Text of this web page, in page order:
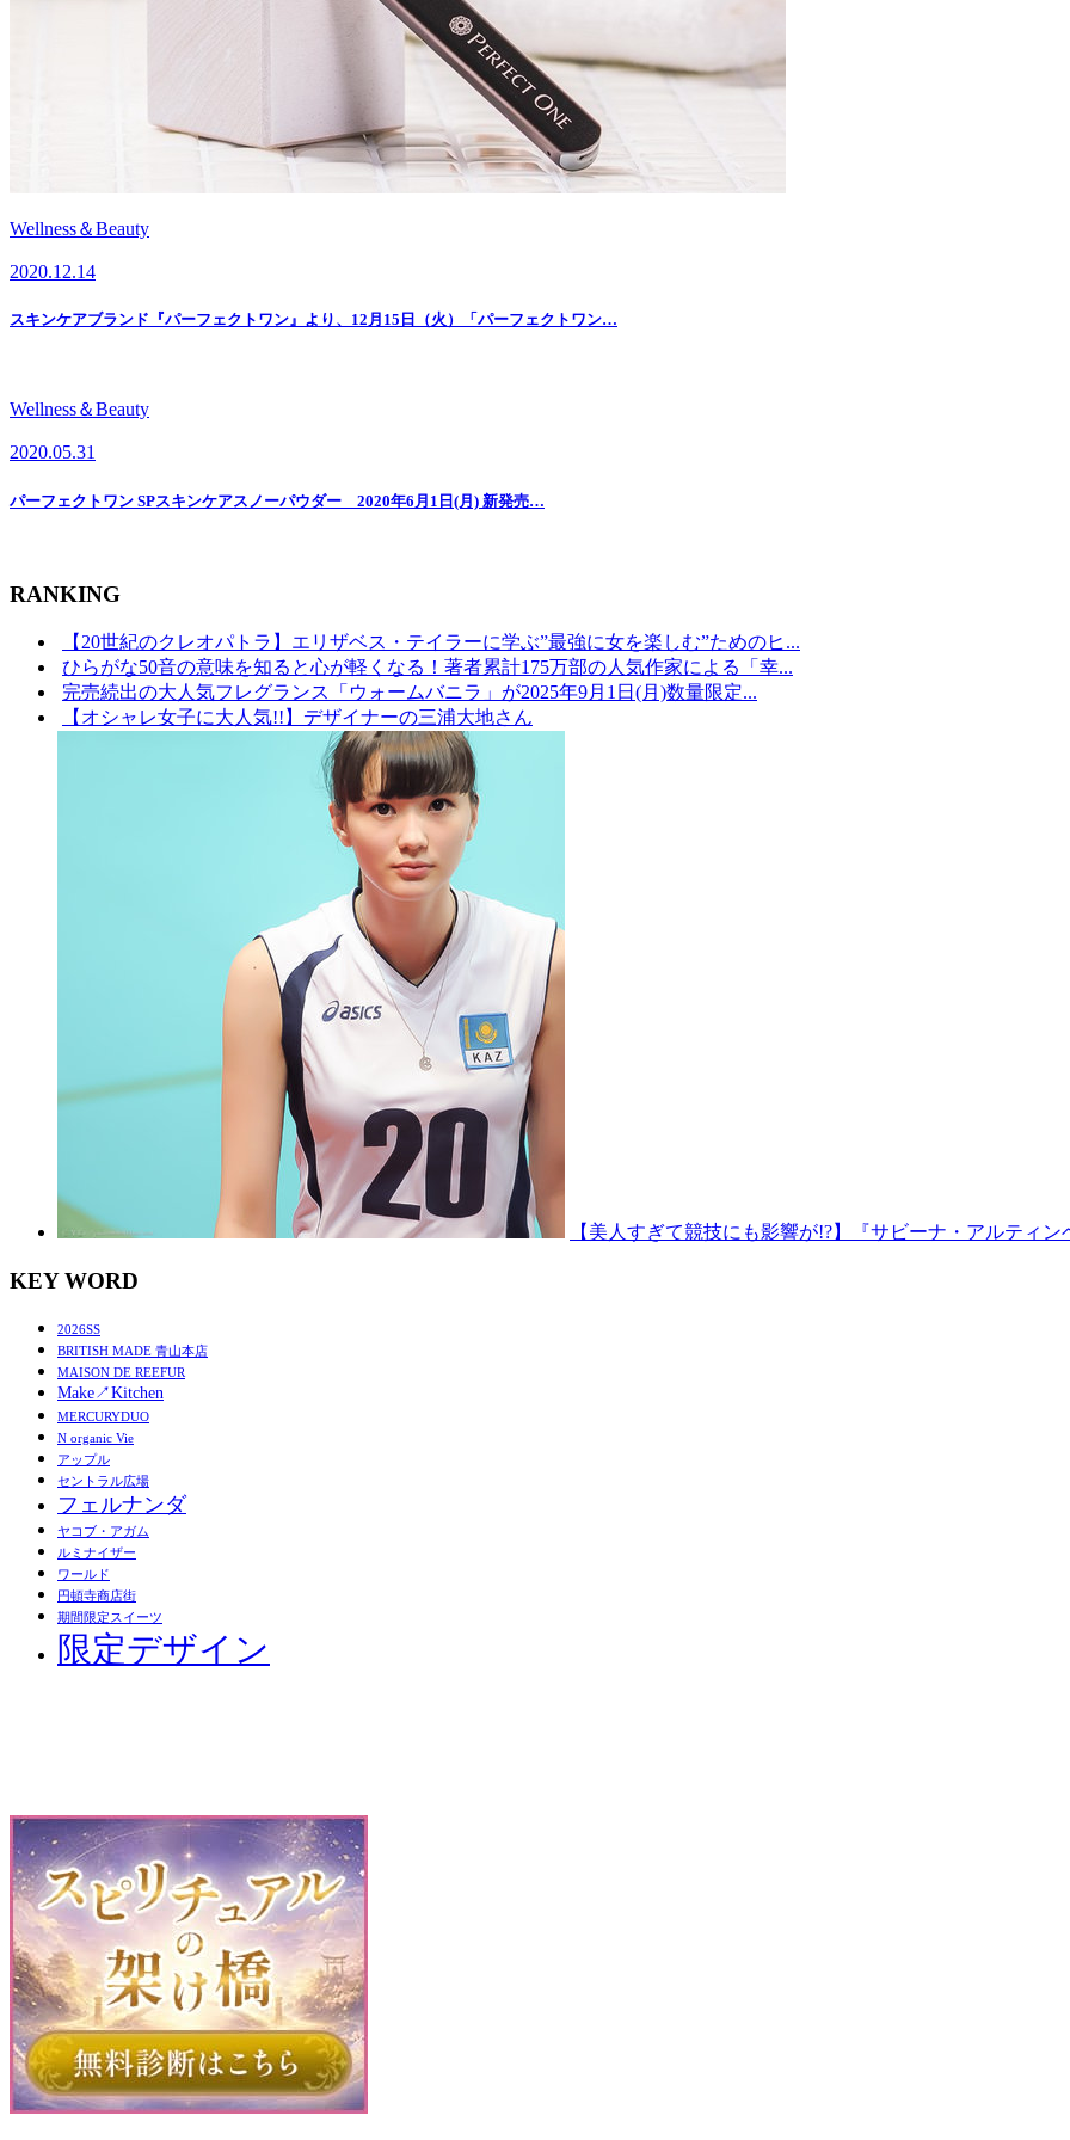
Wellness＆Beauty
2020.12.14
スキンケアブランド『パーフェクトワン』より、12月15日（火）「パーフェクトワン…
Wellness＆Beauty
2020.05.31
パーフェクトワン SPスキンケアスノーパウダー 2020年6月1日(月) 新発売…
RANKING
【20世紀のクレオパトラ】エリザベス・テイラーに学ぶ”最強に女を楽しむ”ためのヒ...
ひらがな50音の意味を知ると心が軽くなる！著者累計175万部の人気作家による「幸...
完売続出の大人気フレグランス「ウォームバニラ」が2025年9月1日(月)数量限定...
【オシャレ女子に大人気!!】デザイナーの三浦大地さん
【美人すぎて競技にも影響が!?】『サビーナ・アルティン
KEY WORD
2026SS
BRITISH MADE 青山本店
MAISON DE REEFUR
Make↗︎Kitchen
MERCURYDUO
N organic Vie
アップル
セントラル広場
フェルナンダ
ヤコブ・アガム
ルミナイザー
ワールド
円頓寺商店街
期間限定スイーツ
限定デザイン